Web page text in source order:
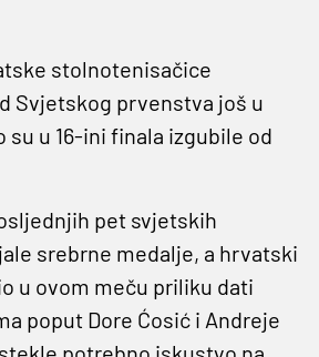
stolnotenisačice
Svjetskog prvenstva još u
su u 16-ini finala izgubile od
pet svjetskih
srebrne medalje, a hrvatski
u ovom meču priliku dati
poput Dore Ćosić i Andreje